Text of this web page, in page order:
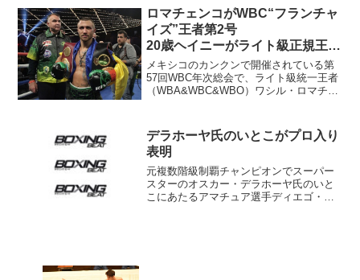
世界ウェ...
ロマチェンコがWBC“フランチャ
イズ”王者第2号
20歳ヘイニーがライト級正規王者
昇格
メキシコのカンクンで開催されている第
57回WBC年次総会で、ライト級統一王者
（WBA&WBC&WBO）ワシル・ロマチェ
はミドル級のサウル“カネロ”アルバレス
（メキシコ）...
デラホーヤ氏のいとこがプロ入り
表明
元複数階級制覇チャンピオンでスーパー
スターのオスカー・デラホーヤ氏のいと
こにあたるアマチュア選手ディエゴ・デ